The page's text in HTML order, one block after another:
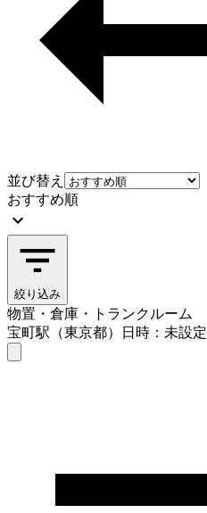
並び替え
おすすめ順
絞り込み
物置・倉庫・トランクルーム
宝町駅（東京都）
日時：未設定